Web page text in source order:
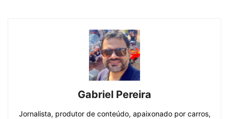
Gabriel Pereira
Jornalista, produtor de conteúdo, apaixonado por carros,